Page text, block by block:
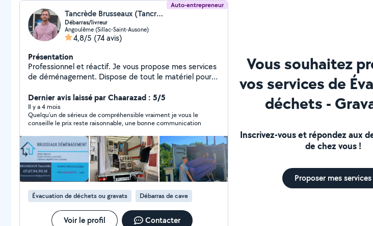
Auto-entrepreneur
Tancrède Brusseaux (Tancrède)
Débarras/livreur
Angoulême (Sillac-Saint-Ausone)
4,8/5 (74 avis)
Présentation
Professionnel et réactif. Je vous propose mes services
de déménagement. Dispose de tout le matériel pour
d'encombrants : garages / appartements... Ainsi que
des travaux de rénovation sur devis. Tarifs par
téléphone au : zéro sept, 67 94 90 18 ou par message.
Merci et à bientôt.
Dernier avis laissé par Chaarazad : 5/5
Il y a 4 mois
Quelqu’un de sérieux de compréhensible vraiment je vous le
conseille le prix reste raisonnable, une bonne communication
Évacuation de déchets ou gravats Débarras de cave
Voir le profil Contacter
Vous souhaitez
vos services de
déchets -
Inscrivez-vous et répondez aux
de chez vous !
Proposer mes services